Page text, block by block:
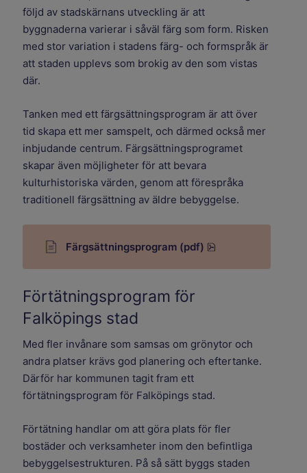
följd av stadskärnans utveckling är att
byggnaderna varierar i såväl färg som form. Risken
med stor variation i stadens färg- och formspråk är
att staden upplevs som brokig av den som vistas
där.
Tanken med ett färgsättningsprogram är att över
tid skapa ett mer samspelt, och därmed också mer
inbjudande centrum. Färgsättningsprogramet
skapar även möjligheter för att bevara
kulturhistoriska värden, genom att förespråka
traditionell färgsättning av äldre bebyggelse.
Färgsättningsprogram (pdf)
Förtätningsprogram för
Falköpings stad
Med fler invånare som samsas om grönytor och
andra platser krävs god planering och eftertanke.
Därför har kommunen tagit fram ett
förtätningsprogram för Falköpings stad.
Förtätning handlar om att göra plats för fler
bostäder och verksamheter inom den befintliga
bebyggelsestrukturen. På så sätt byggs staden